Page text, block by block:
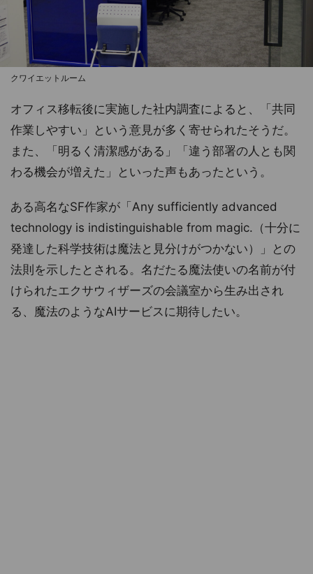
クワイエットルーム
オフィス移転後に実施した社内調査によると、「共同
作業しやすい」という意見が多く寄せられたそうだ。
また、「明るく清潔感がある」「違う部署の人とも関
わる機会が増えた」といった声もあったという。
ある高名なSF作家が「Any sufficiently advanced
technology is indistinguishable from magic.（十分に
発達した科学技術は魔法と見分けがつかない）」との
法則を示したとされる。名だたる魔法使いの名前が付
けられたエクサウィザーズの会議室から生み出され
る、魔法のようなAIサービスに期待したい。